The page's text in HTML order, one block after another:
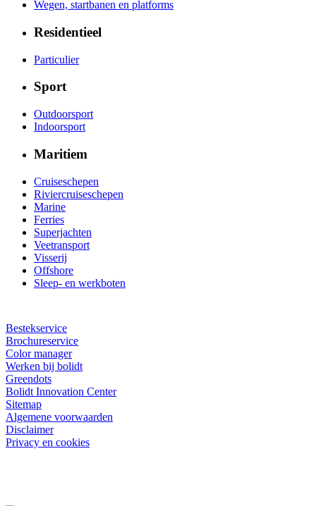
Wegen, startbanen en platforms
Residentieel
Particulier
Sport
Outdoorsport
Indoorsport
Maritiem
Cruiseschepen
Riviercruiseschepen
Marine
Ferries
Superjachten
Veetransport
Visserij
Offshore
Sleep- en werkboten
Bestekservice
Brochureservice
Color manager
Werken bij bolidt
Greendots
Bolidt Innovation Center
Sitemap
Algemene voorwaarden
Disclaimer
Privacy en cookies